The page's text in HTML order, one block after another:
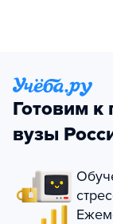
Готовим
вузы